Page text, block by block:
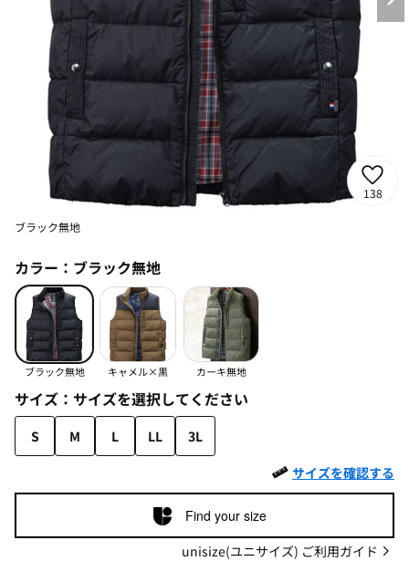
138
ブラック無地
カラー： ブラック無地
ブラック無地 キャメル×黒 カーキ無地
サイズ： サイズを選択してください
S M L LL
3L
サイズを確認する
Find your size
unisize(ユニサイズ) ご利用ガイド